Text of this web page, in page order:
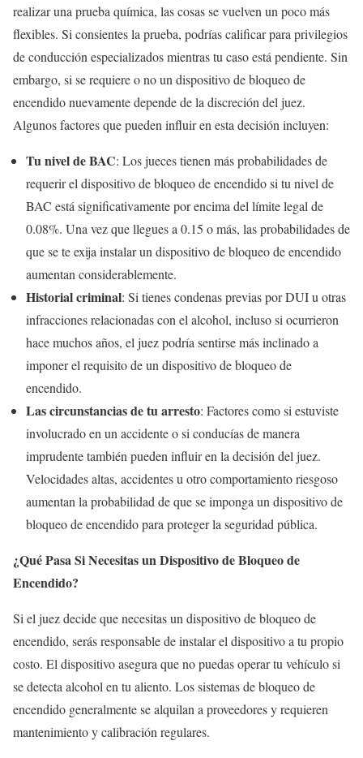
realizar una prueba química, las cosas se vuelven un poco más
flexibles. Si consientes la prueba, podrías calificar para privilegios
de conducción especializados mientras tu caso está pendiente. Sin
embargo, si se requiere o no un dispositivo de bloqueo de
encendido nuevamente depende de la discreción del juez.
Algunos factores que pueden influir en esta decisión incluyen:
Tu nivel de BAC: Los jueces tienen más probabilidades de
requerir el dispositivo de bloqueo de encendido si tu nivel de
BAC está significativamente por encima del límite legal de
0.08%. Una vez que llegues a 0.15 o más, las probabilidades de
que se te exija instalar un dispositivo de bloqueo de encendido
aumentan considerablemente.
Historial criminal: Si tienes condenas previas por DUI u otras
infracciones relacionadas con el alcohol, incluso si ocurrieron
hace muchos años, el juez podría sentirse más inclinado a
imponer el requisito de un dispositivo de bloqueo de
encendido.
Las circunstancias de tu arresto: Factores como si estuviste
involucrado en un accidente o si conducías de manera
imprudente también pueden influir en la decisión del juez.
Velocidades altas, accidentes u otro comportamiento riesgoso
aumentan la probabilidad de que se imponga un dispositivo de
bloqueo de encendido para proteger la seguridad pública.
¿Qué Pasa Si Necesitas un Dispositivo de Bloqueo de
Encendido?
Si el juez decide que necesitas un dispositivo de bloqueo de
encendido, serás responsable de instalar el dispositivo a tu propio
costo. El dispositivo asegura que no puedas operar tu vehículo si
se detecta alcohol en tu aliento. Los sistemas de bloqueo de
encendido generalmente se alquilan a proveedores y requieren
mantenimiento y calibración regulares.